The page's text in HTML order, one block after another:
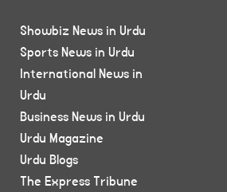
Showbiz News in Urdu
Sports News in Urdu
International News in
Urdu
Business News in Urdu
Urdu Magazine
Urdu Blogs
The Express Tribune